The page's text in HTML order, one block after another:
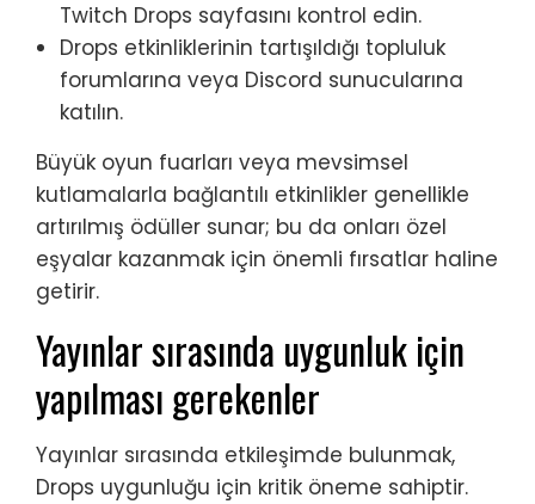
Twitch Drops sayfasını kontrol edin.
Drops etkinliklerinin tartışıldığı topluluk
forumlarına veya Discord sunucularına
katılın.
Büyük oyun fuarları veya mevsimsel
kutlamalarla bağlantılı etkinlikler genellikle
artırılmış ödüller sunar; bu da onları özel
eşyalar kazanmak için önemli fırsatlar haline
getirir.
Yayınlar sırasında uygunluk için
yapılması gerekenler
Yayınlar sırasında etkileşimde bulunmak,
Drops uygunluğu için kritik öneme sahiptir.